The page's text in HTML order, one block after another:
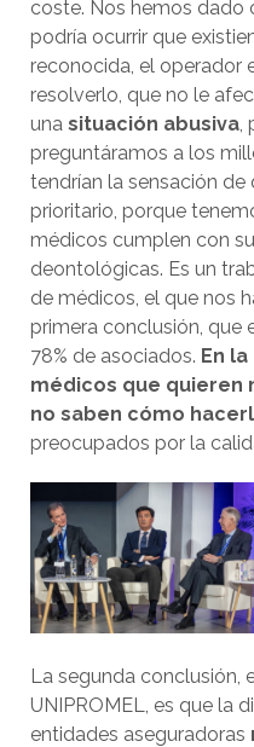
coste. Nos hemos dado
podría ocurrir que
reconocida, el operador
resolverlo, que no le
una situación abusiva,
preguntáramos a los
tendrían la sensación de
prioritario, porque
médicos cumplen con
deontológicas. Es un
de médicos, el que nos
primera conclusión, que
78% de asociados. En
médicos que quieren
no saben cómo
preocupados por la
La segunda conclusión,
UNIPROMEL, es que la
entidades aseguradoras